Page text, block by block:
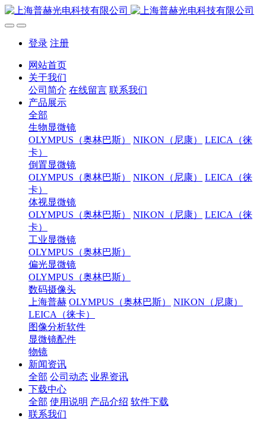
登录 注册
网站首页
关于我们
公司简介 在线留言 联系我们
产品展示
全部
生物显微镜
OLYMPUS（奥林巴斯）
NIKON（尼康）
LEICA（徕
卡）
倒置显微镜
OLYMPUS（奥林巴斯）
NIKON（尼康）
LEICA（徕
卡）
体视显微镜
OLYMPUS（奥林巴斯）
NIKON（尼康）
LEICA（徕
卡）
工业显微镜
OLYMPUS（奥林巴斯）
偏光显微镜
OLYMPUS（奥林巴斯）
数码摄像头
上海普赫 OLYMPUS（奥林巴斯）
NIKON（尼康）
LEICA（徕卡）
图像分析软件
显微镜配件
物镜
新闻资讯
全部 公司动态 业界资讯
下载中心
全部 使用说明 产品介绍 软件下载
联系我们